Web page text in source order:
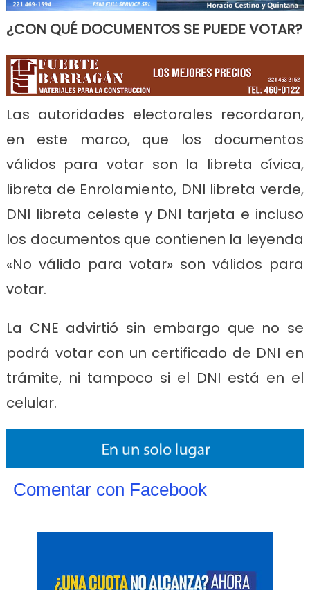
¿CON QUÉ DOCUMENTOS SE PUEDE VOTAR?
Las autoridades electorales recordaron,
en este marco, que los documentos
válidos para votar son la libreta cívica,
libreta de Enrolamiento, DNI libreta verde,
DNI libreta celeste y DNI tarjeta e incluso
los documentos que contienen la leyenda
«No válido para votar» son válidos para
votar.
La CNE advirtió sin embargo que no se
podrá votar con un certificado de DNI en
trámite, ni tampoco si el DNI está en el
celular.
Comentar con Facebook